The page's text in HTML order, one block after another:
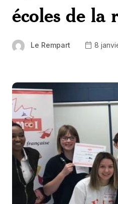
écoles de la
Le Rempart 8